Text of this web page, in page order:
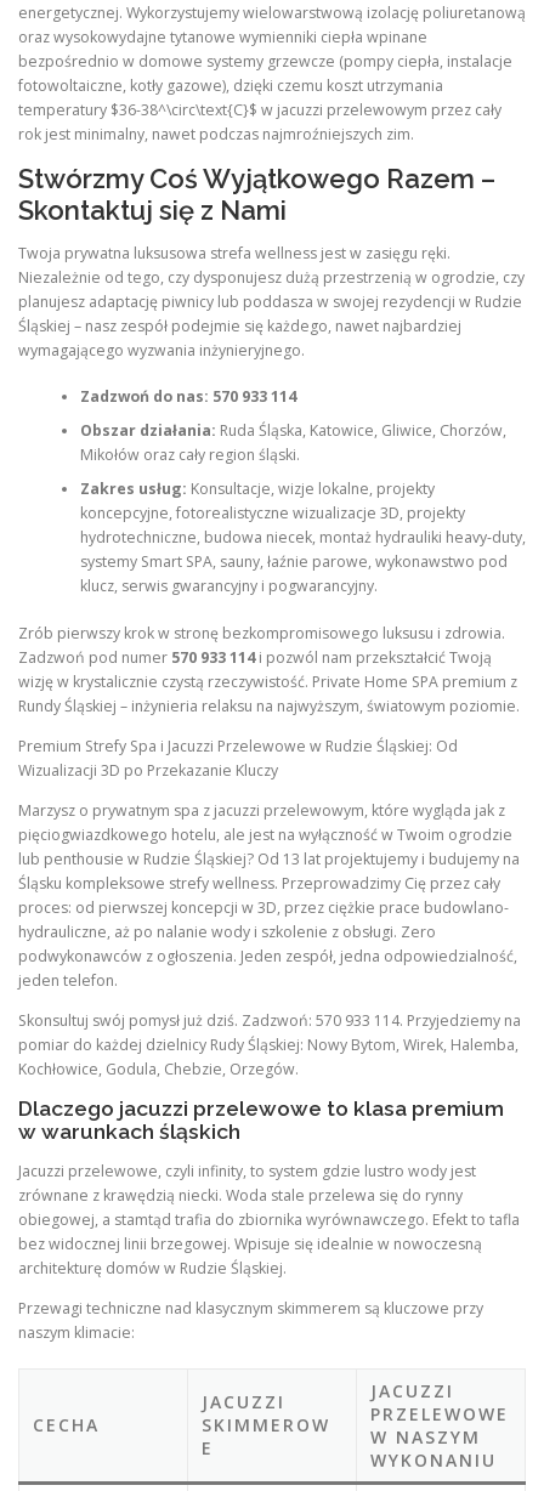
energetycznej. Wykorzystujemy wielowarstwową izolację poliuretanową
oraz wysokowydajne tytanowe wymienniki ciepła wpinane
bezpośrednio w domowe systemy grzewcze (pompy ciepła, instalacje
fotowoltaiczne, kotły gazowe), dzięki czemu koszt utrzymania
temperatury $36-38^\circ\text{C}$ w jacuzzi przelewowym przez cały
rok jest minimalny, nawet podczas najmroźniejszych zim.
Stwórzmy Coś Wyjątkowego Razem –
Skontaktuj się z Nami
Twoja prywatna luksusowa strefa wellness jest w zasięgu ręki.
Niezależnie od tego, czy dysponujesz dużą przestrzenią w ogrodzie, czy
planujesz adaptację piwnicy lub poddasza w swojej rezydencji w Rudzie
Śląskiej – nasz zespół podejmie się każdego, nawet najbardziej
wymagającego wyzwania inżynieryjnego.
Zadzwoń do nas: 570 933 114
Obszar działania: Ruda Śląska, Katowice, Gliwice, Chorzów,
Mikołów oraz cały region śląski.
Zakres usług: Konsultacje, wizje lokalne, projekty
koncepcyjne, fotorealistyczne wizualizacje 3D, projekty
hydrotechniczne, budowa niecek, montaż hydrauliki heavy-duty,
systemy Smart SPA, sauny, łaźnie parowe, wykonawstwo pod
klucz, serwis gwarancyjny i pogwarancyjny.
Zrób pierwszy krok w stronę bezkompromisowego luksusu i zdrowia.
Zadzwoń pod numer 570 933 114i pozwól nam przekształcić Twoją
wizję w krystalicznie czystą rzeczywistość. Private Home SPA premium z
Rundy Śląskiej – inżynieria relaksu na najwyższym, światowym poziomie.
Premium Strefy Spa i Jacuzzi Przelewowe w Rudzie Śląskiej: Od
Wizualizacji 3D po Przekazanie Kluczy
Marzysz o prywatnym spa z jacuzzi przelewowym, które wygląda jak z
pięciogwiazdkowego hotelu, ale jest na wyłączność w Twoim ogrodzie
lub penthousie w Rudzie Śląskiej? Od 13 lat projektujemy i budujemy na
Śląsku kompleksowe strefy wellness. Przeprowadzimy Cię przez cały
proces: od pierwszej koncepcji w 3D, przez ciężkie prace budowlano-
hydrauliczne, aż po nalanie wody i szkolenie z obsługi. Zero
podwykonawców z ogłoszenia. Jeden zespół, jedna odpowiedzialność,
jeden telefon.
Skonsultuj swój pomysł już dziś. Zadzwoń: 570 933 114. Przyjedziemy na
pomiar do każdej dzielnicy Rudy Śląskiej: Nowy Bytom, Wirek, Halemba,
Kochłowice, Godula, Chebzie, Orzegów.
Dlaczego jacuzzi przelewowe to klasa premium
w warunkach śląskich
Jacuzzi przelewowe, czyli infinity, to system gdzie lustro wody jest
zrównane z krawędzią niecki. Woda stale przelewa się do rynny
obiegowej, a stamtąd trafia do zbiornika wyrównawczego. Efekt to tafla
bez widocznej linii brzegowej. Wpisuje się idealnie w nowoczesną
architekturę domów w Rudzie Śląskiej.
Przewagi techniczne nad klasycznym skimmerem są kluczowe przy
naszym klimacie:
CECHA
JACUZZI
SKIMMEROW
E
JACUZZI
PRZELEWOWE
W NASZYM
WYKONANIU